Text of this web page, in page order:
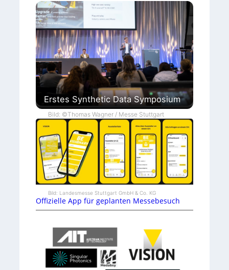
Erstes Synthetic Data Symposium
Bild: ©Thomas Wagner / Messe Stuttgart
Bild: Landesmesse Stuttgart GmbH & Co. KG
Offizielle App für geplanten Messebesuch